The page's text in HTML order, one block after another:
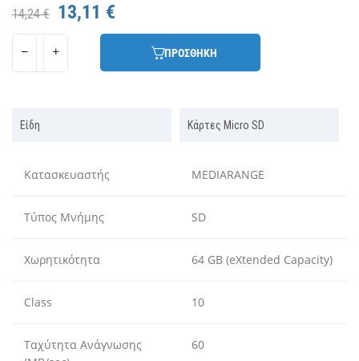
14,24 € 13,11 €
ΠΡΟΣΘΗΚΗ
Είδη Κάρτες Micro SD
Κατασκευαστής MEDIARANGE
Τύπος Μνήμης SD
Χωρητικότητα 64 GB (eXtended Capacity)
Class 10
Ταχύτητα Ανάγνωσης
60